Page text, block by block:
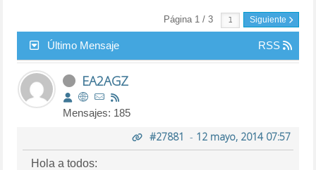
Página 1 / 3 Siguiente
Último Mensaje RSS
EA2AGZ
Mensajes: 185
#27881 - 12 mayo, 2014 07:57
Hola a todos: